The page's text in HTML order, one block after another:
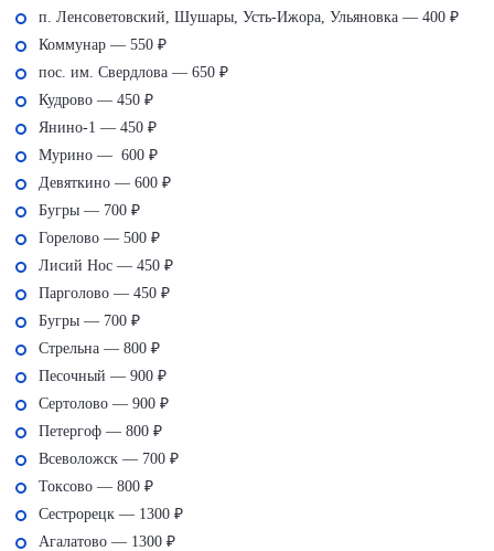
п. Ленсоветовский, Шушары, Усть-Ижора, Ульяновка — 400 ₽
Коммунар — 550 ₽
пос. им. Свердлова — 650 ₽
Кудрово — 450 ₽
Янино-1 — 450 ₽
Мурино — 600 ₽
Девяткино — 600 ₽
Бугры — 700 ₽
Горелово — 500 ₽
Лисий Нос — 450 ₽
Парголово — 450 ₽
Бугры — 700 ₽
Стрельна — 800 ₽
Песочный — 900 ₽
Сертолово — 900 ₽
Петергоф — 800 ₽
Всеволожск — 700 ₽
Токсово — 800 ₽
Сестрорецк — 1300 ₽
Агалатово — 1300 ₽